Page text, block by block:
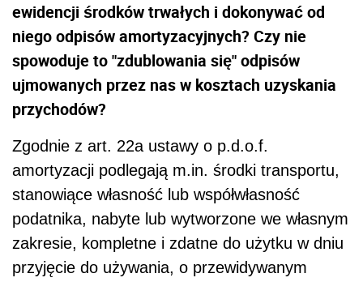
ewidencji środków trwałych i dokonywać od
niego odpisów amortyzacyjnych? Czy nie
spowoduje to "zdublowania się" odpisów
ujmowanych przez nas w kosztach uzyskania
przychodów?
Zgodnie z art. 22a ustawy o p.d.o.f.
amortyzacji podlegają m.in. środki transportu,
stanowiące własność lub współwłasność
podatnika, nabyte lub wytworzone we własnym
zakresie, kompletne i zdatne do użytku w dniu
przyjęcie do używania, o przewidywanym